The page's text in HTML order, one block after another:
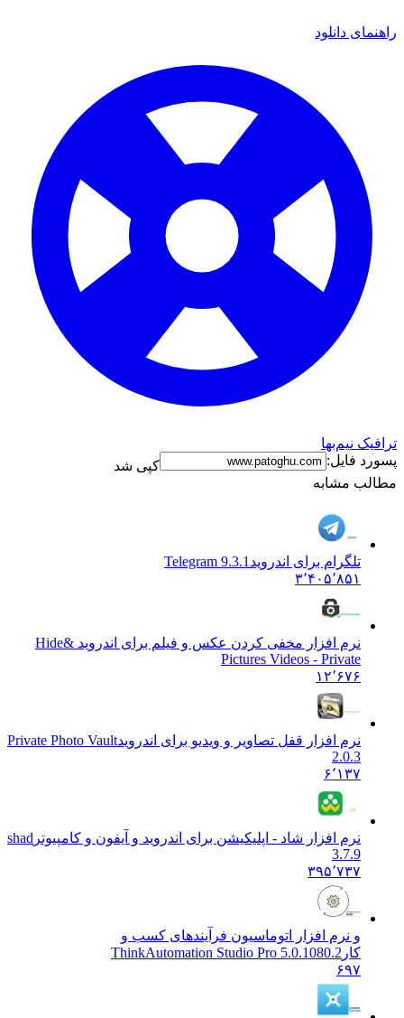
راهنمای دانلود
ترافیک نیم‌بها
پسورد فایل:
کپی شد
مطالب مشابه
تلگرام برای اندروید Telegram 9.3.1
۳٬۴۰۵٬۸۵۱
نرم افزار مخفی کردن عکس و فیلم برای اندروید &Hide
Pictures Videos - Private
۱۲٬۶۷۶
نرم افزار قفل تصاویر و ویدیو برای اندرویدPrivate Photo Vault
2.0.3
۶٬۱۳۷
نرم افزار شاد - اپلیکیشن برای اندروید و آیفون و کامپیوتر shad
3.7.9
۳۹۵٬۷۳۷
و نرم افزار اتوماسیون فرآیندهای کسب و
کار ThinkAutomation Studio Pro 5.0.1080.2
۶۹۷